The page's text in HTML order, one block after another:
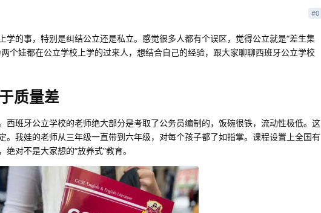
#0
学的事，特别是纠结公立还是私立。感觉很多人都有个误区，觉得公立就是“差生集
个娃都在公立学校上学的过来人，想结合自己的经验，跟大家聊聊西班牙公立学校
质量差
西班牙公立学校的老师绝大部分是考取了公务员编制的，饭碗很铁，流动性极低。这
。我娃的老师从三年级一直带到六年级，对每个孩子都了如指掌。课程设置上全国有
对不是大家想的“放养式”教育。